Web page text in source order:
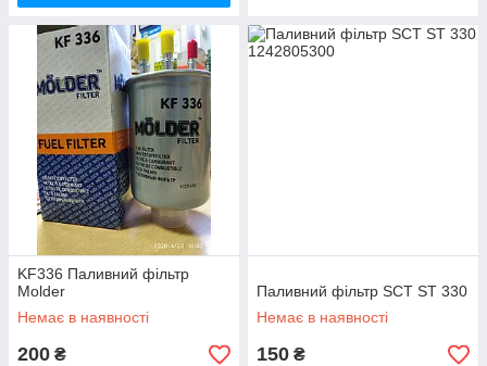
KF336 Паливний фільтр
Molder
Немає в наявності
200 ₴
Паливний фільтр SCT ST 330
Немає в наявності
150 ₴